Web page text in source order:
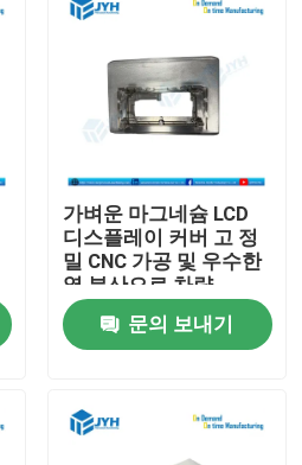
가벼운 마그네슘 LCD
디스플레이 커버 고 정
밀 CNC 가공 및 우수한
열 분산으로 차량
문의 보내기